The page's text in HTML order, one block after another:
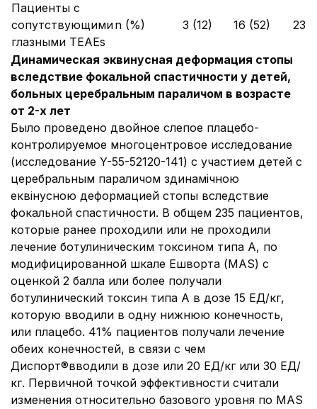
Пациенты с
сопутствующими
глазными ТЕАЕѕ
n (%) 3 (12) 16 (52) 23
Динамическая эквинусная деформация стопы
вследствие фокальной спастичности у детей,
больных церебральным параличом в возрасте
от 2-х лет
Было проведено двойное слепое плацебо-
контролируемое многоцентровое исследование
(исследование Y-55-52120-141) с участием детей с
церебральным параличом здинамічною
еквінусною деформацией стопы вследствие
фокальной спастичности. В общем 235 пациентов,
которые ранее проходили или не проходили
лечение ботулиническим токсином типа А, по
модифицированной шкале Ешворта (MAS) с
оценкой 2 балла или более получали
ботулинический токсин типа А в дозе 15 ЕД/кг,
которую вводили в одну нижнюю конечность,
или плацебо. 41% пациентов получали лечение
обеих конечностей, в связи с чем
Диспорт®вводили в дозе или 20 ЕД/кг или 30 ЕД/
кг. Первичной точкой эффективности считали
изменения относительно базового уровня по MAS